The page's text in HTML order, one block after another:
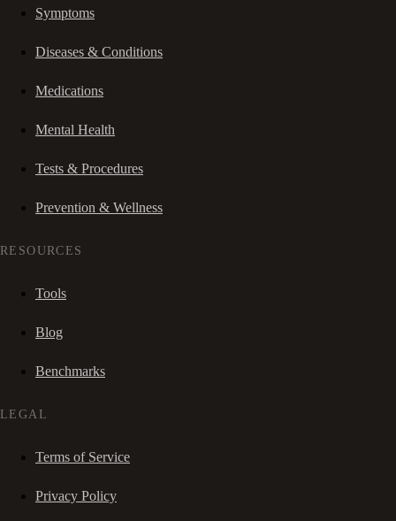
Symptoms
Diseases & Conditions
Medications
Mental Health
Tests & Procedures
Prevention & Wellness
RESOURCES
Tools
Blog
Benchmarks
LEGAL
Terms of Service
Privacy Policy